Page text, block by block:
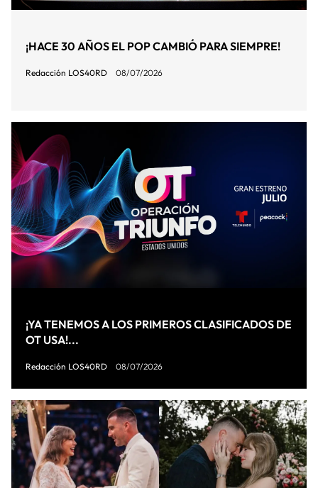
¡HACE 30 AÑOS EL POP CAMBIÓ PARA SIEMPRE!
Redacción LOS40RD 08/07/2026
¡YA TENEMOS A LOS PRIMEROS CLASIFICADOS DE
OT USA!...
Redacción LOS40RD 08/07/2026